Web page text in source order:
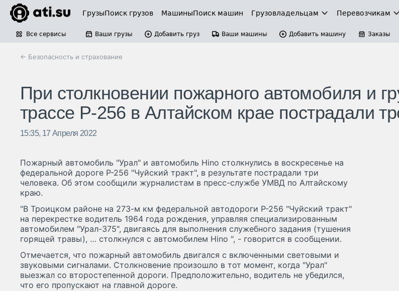
ГрузыПоиск грузов МашиныПоиск машин Грузовладельцам Перевозчикам
Все сервисы Ваши грузы Добавить груз Ваши машины Добавить машину Заказы
← Безопасность и страхование
При столкновении пожарного автомобиля и
трассе Р-256 в Алтайском крае пострадали
15:35, 17 Апреля 2022
Пожарный автомобиль "Урал" и автомобиль Hino столкнулись в воскресенье на
федеральной дороге Р-256 "Чуйский тракт", в результате пострадали три
человека. Об этом сообщили журналистам в пресс-службе УМВД по Алтайскому
краю.
"В Троицком районе на 273-м км федеральной автодороги Р-256 "Чуйский тракт"
на перекрестке водитель 1964 года рождения, управляя специализированным
автомобилем "Урал-375", двигаясь для выполнения служебного задания (тушения
горящей травы), … столкнулся с автомобилем Hino ", - говорится в сообщении.
Отмечается, что пожарный автомобиль двигался с включенными световыми и
звуковыми сигналами. Столкновение произошло в тот момент, когда "Урал"
выезжал со второстепенной дороги. Предположительно, водитель не убедился,
что его пропускают на главной дороге.